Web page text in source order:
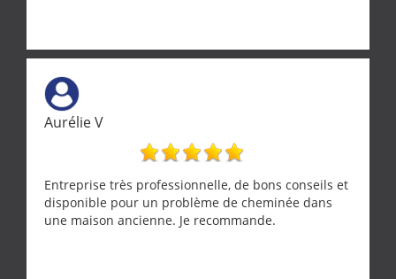
Aurélie V
Entreprise très professionnelle, de bons conseils et
disponible pour un problème de cheminée dans
une maison ancienne. Je recommande.